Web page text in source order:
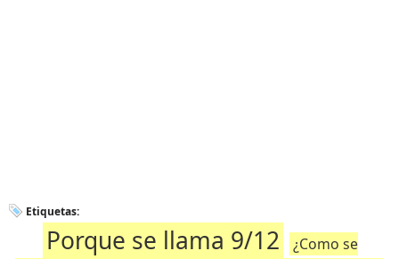
Etiquetas:
Porque se llama 9/12
¿Como se